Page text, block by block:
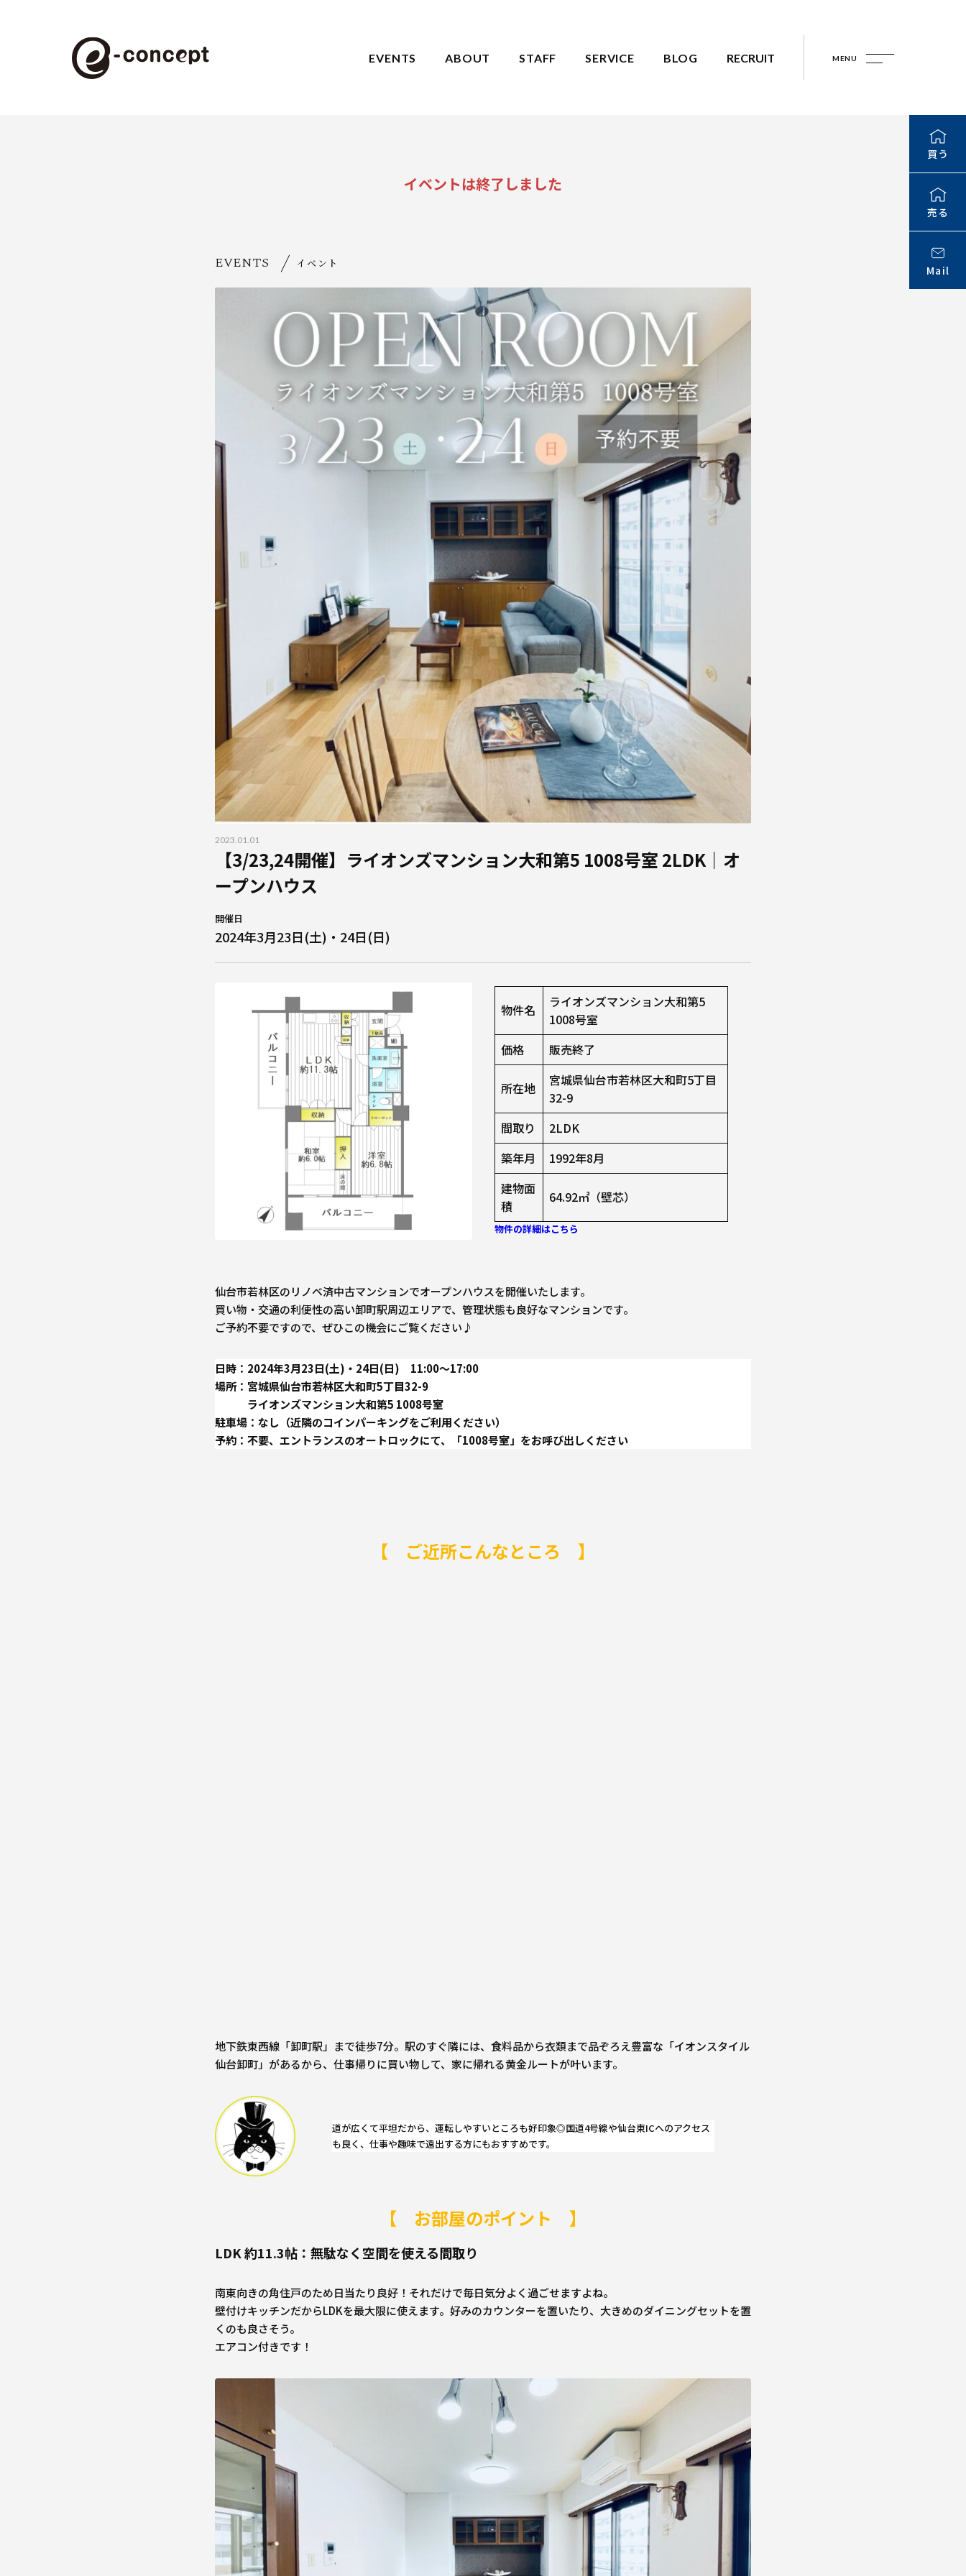
EVENTS ABOUT STAFF SERVICE BLOG RECRUIT MENU
イベントは終了しました
EVENTS イベント
2023.01.01
【3/23,24開催】ライオンズマンション大和第5 1008号室 2LDK｜オ
ープンハウス
開催日
2024年3月23日(土)・24日(日)
物件名
ライオンズマンション大和第5
1008号室
価格
販売終了
所在地
宮城県仙台市若林区大和町5丁目
32-9
間取り
2LDK
築年月
1992年8月
建物面
積
64.92㎡（壁芯）
物件の詳細はこちら
仙台市若林区のリノベ済中古マンションでオープンハウスを開催いたします。
買い物・交通の利便性の高い卸町駅周辺エリアで、管理状態も良好なマンションです。
ご予約不要ですので、ぜひこの機会にご覧ください♪
日時：2024年3月23日(土)・24日(日) 11:00～17:00
場所：宮城県仙台市若林区大和町5丁目32-9
ライオンズマンション大和第5 1008号室
駐車場：なし（近隣のコインパーキングをご利用ください）
予約：不要、エントランスのオートロックにて、「1008号室」をお呼び出しください
【 ご近所こんなところ 】
地下鉄東西線「卸町駅」まで徒歩7分。駅のすぐ隣には、食料品から衣類まで品ぞろえ豊富な「イオンスタイル
仙台卸町」があるから、仕事帰りに買い物して、家に帰れる黄金ルートが叶います。
道が広くて平坦だから、運転しやすいところも好印象◎国道4号線や仙台東ICへのアクセス
も良く、仕事や趣味で遠出する方にもおすすめです。
【 お部屋のポイント 】
LDK 約11.3帖：無駄なく空間を使える間取り
南東向きの角住戸のため日当たり良好！それだけで毎日気分よく過ごせますよね。
壁付けキッチンだからLDKを最大限に使えます。好みのカウンターを置いたり、大きめのダイニングセットを置
くのも良さそう。
エアコン付きです！
買う
売る
Mail